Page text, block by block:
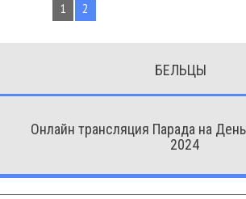
1 2
БЕЛЬЦЫ
Онлайн трансляция Парада на
2024